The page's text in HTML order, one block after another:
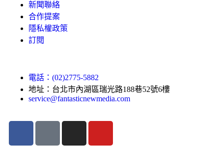
新聞聯絡
合作提案
隱私權政策
訂閱
電話：(02)2775-5882
地址：台北市內湖區瑞光路188巷52號6樓
service@fantasticnewmedia.com